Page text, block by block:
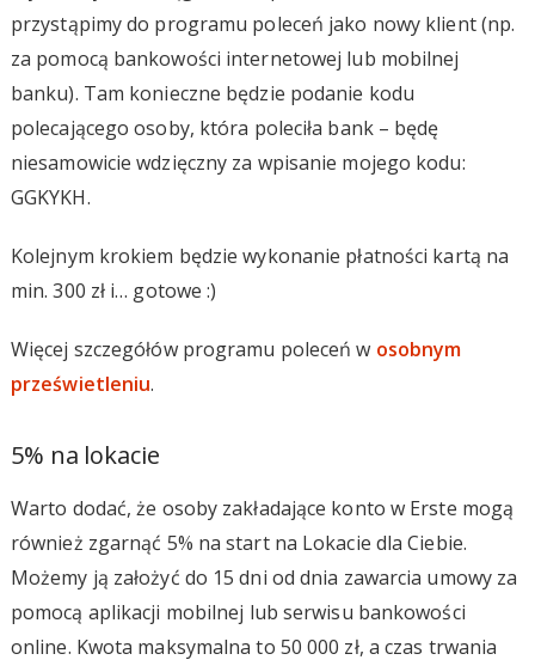
przystąpimy do programu poleceń jako nowy klient (np.
za pomocą bankowości internetowej lub mobilnej
banku). Tam konieczne będzie podanie kodu
polecającego osoby, która poleciła bank – będę
niesamowicie wdzięczny za wpisanie mojego kodu:
GGKYKH.
Kolejnym krokiem będzie wykonanie płatności kartą na
min. 300 zł i… gotowe :)
Więcej szczegółów programu poleceń w osobnym
prześwietleniu.
5% na lokacie
Warto dodać, że osoby zakładające konto w Erste mogą
również zgarnąć 5% na start na Lokacie dla Ciebie.
Możemy ją założyć do 15 dni od dnia zawarcia umowy za
pomocą aplikacji mobilnej lub serwisu bankowości
online. Kwota maksymalna to 50 000 zł, a czas trwania